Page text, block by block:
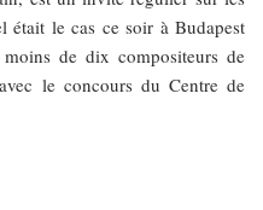
était le cas ce soir à Budapest
de dix compositeurs de
le concours du Centre de